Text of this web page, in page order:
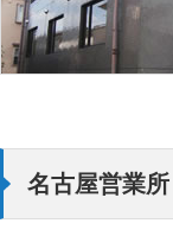
名古屋営業所